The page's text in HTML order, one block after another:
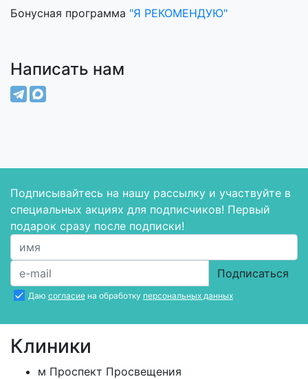
Бонусная программа "Я РЕКОМЕНДУЮ"
Написать нам
Подписывайтесь на нашу рассылку и участвуйте в
специальных акциях для подписчиков! Первый
подарок сразу после подписки!
Подписаться
Даю согласиена обработку персональных данных
Клиники
м Проспект Просвещения